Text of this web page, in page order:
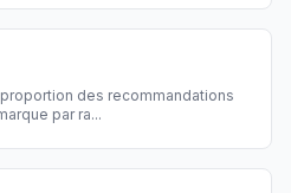
des recommandations
par ra...